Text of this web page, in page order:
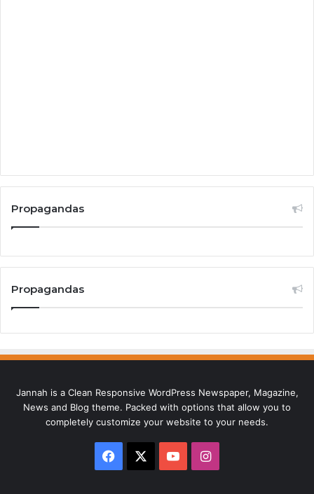
Propagandas
Propagandas
Jannah is a Clean Responsive WordPress Newspaper, Magazine,
News and Blog theme. Packed with options that allow you to
completely customize your website to your needs.
Facebook YouTubeInstagram